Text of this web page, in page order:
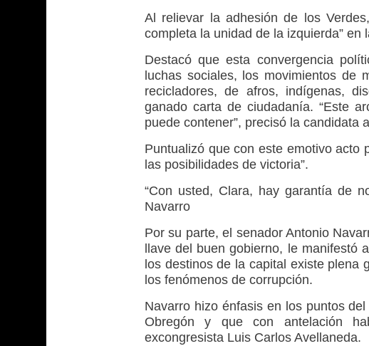
Al relievar la adhesión de los
completa la unidad de la izquierda” en
Destacó que esta convergencia
luchas sociales, los movimientos de
recicladores, de afros, indígenas,
ganado carta de ciudadanía. “Este
puede contener”, precisó la candidata
Puntualizó que con este emotivo acto
las posibilidades de victoria”.
“Con usted, Clara, hay garantía de
Navarro
Por su parte, el senador Antonio
llave del buen gobierno, le
los destinos de la capital existe plena
los fenómenos de corrupción.
Navarro hizo énfasis en los puntos
Obregón y que con antelación
excongresista Luis Carlos Avellaneda.